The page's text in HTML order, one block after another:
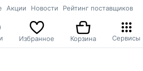
Акции Новости Рейтинг поставщиков
Избранное Корзина Сервисы